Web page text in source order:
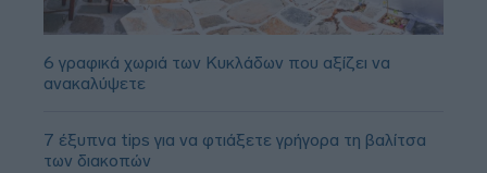
6 γραφικά χωριά των Κυκλάδων που αξίζει να
ανακαλύψετε
7 έξυπνα tips για να φτιάξετε γρήγορα τη βαλίτσα
των διακοπών